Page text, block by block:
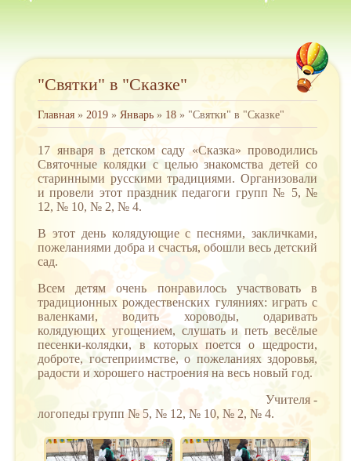
"Святки" в "Сказке"
Главная » 2019 » Январь » 18 » "Святки" в "Сказке"
17 января в детском саду «Сказка» проводились
Святочные колядки с целью знакомства детей со
старинными русскими традициями. Организовали
и провели этот праздник педагоги групп № 5, №
12, № 10, № 2, № 4.
В этот день колядующие с песнями, закличками,
пожеланиями добра и счастья, обошли весь детский
сад.
Всем детям очень понравилось участвовать в
традиционных рождественских гуляниях: играть с
валенками, водить хороводы, одаривать
колядующих угощением, слушать и петь весёлые
песенки-колядки, в которых поется о щедрости,
доброте, гостеприимстве, о пожеланиях здоровья,
радости и хорошего настроения на весь новый год.
Учителя -
логопеды групп № 5, № 12, № 10, № 2, № 4.